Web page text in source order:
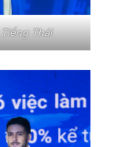
Thái